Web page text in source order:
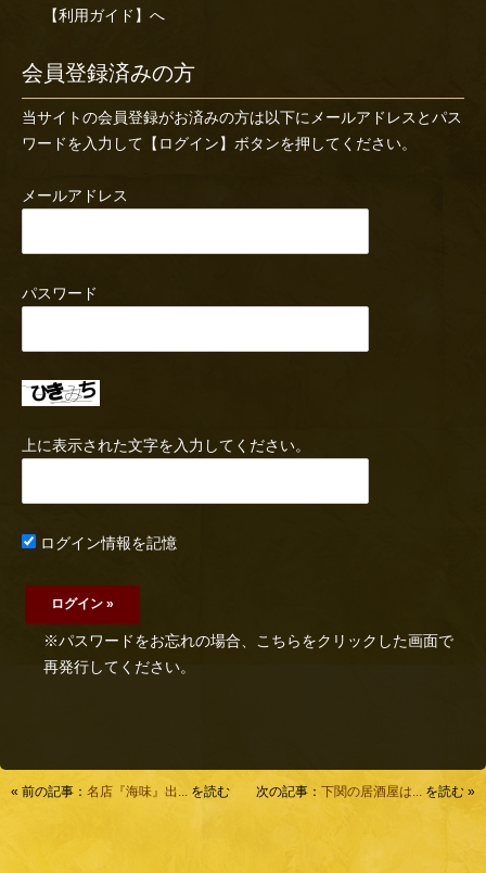
【利用ガイド】へ
会員登録済みの方
当サイトの会員登録がお済みの方は以下にメールアドレスとパス
ワードを入力して【ログイン】ボタンを押してください。
メールアドレス
パスワード
上に表示された文字を入力してください。
ログイン情報を記憶
※パスワードをお忘れの場合、こちらをクリックした画面で
再発行してください。
« 前の記事： 名店『海味』出... を読む 次の記事： 下関の居酒屋は... を読む »